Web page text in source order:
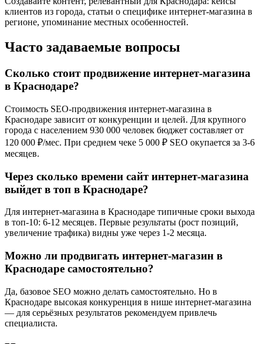
клиентов из города, статьи о специфике интернет-магазина в
регионе, упоминание местных особенностей.
Часто задаваемые вопросы
Сколько стоит продвижение интернет-магазина
в Краснодаре?
Стоимость SEO-продвижения интернет-магазина в
Краснодаре зависит от конкуренции и целей. Для крупного
города с населением 930 000 человек бюджет составляет от
120 000 ₽/мес. При среднем чеке 5 000 ₽ SEO окупается за 3-6
месяцев.
Через сколько времени сайт интернет-магазина
выйдет в топ в Краснодаре?
Для интернет-магазина в Краснодаре типичные сроки выхода
в топ-10: 6-12 месяцев. Первые результаты (рост позиций,
увеличение трафика) видны уже через 1-2 месяца.
Можно ли продвигать интернет-магазин в
Краснодаре самостоятельно?
Да, базовое SEO можно делать самостоятельно. Но в
Краснодаре высокая конкуренция в нише интернет-магазина
— для серьёзных результатов рекомендуем привлечь
специалиста.